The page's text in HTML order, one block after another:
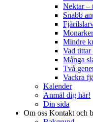
Nektar –
Snabb
Mindre
Vad tittar
Många
Två
Vackra
Kalender
Anmäl dig här!
Din sida
Om oss Kontakt och